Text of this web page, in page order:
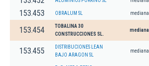
153.453 OBRALUM SL mediana
153.454
TOBALINA 30
CONSTRUCCIONES SL.
mediana
153.455
DISTRIBUCIONES LEAN
BAJO ARAGON SL
mediana